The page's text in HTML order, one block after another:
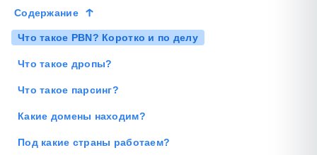
Содержание
Что такое PBN? Коротко и по делу
Что такое дропы?
Что такое парсинг?
Какие домены находим?
Под какие страны работаем?